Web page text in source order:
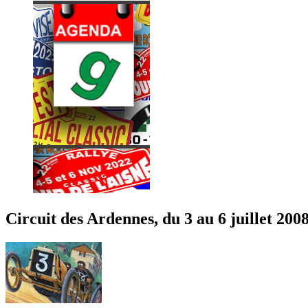
Circuit des Ardennes, du 3 au 6 juillet